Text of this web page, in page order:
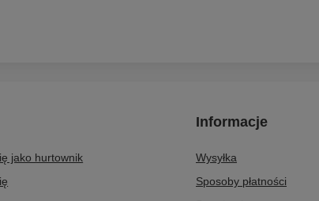
jako hurtownik
Informacje
Wysyłka
Sposoby płatności